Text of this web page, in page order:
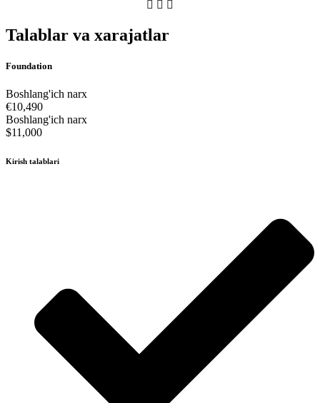
Talablar va xarajatlar
Foundation
Boshlang'ich narx
€10,490
Boshlang'ich narx
$11,000
Kirish talablari